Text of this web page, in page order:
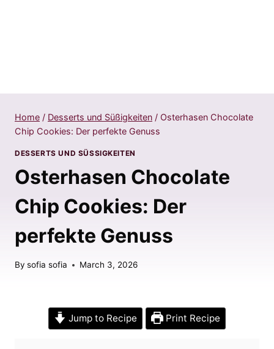
Home / Desserts und Süßigkeiten / Osterhasen Chocolate
Chip Cookies: Der perfekte Genuss
DESSERTS UND SÜSSIGKEITEN
Osterhasen Chocolate
Chip Cookies: Der
perfekte Genuss
By sofia sofia March 3, 2026
Jump to Recipe Print Recipe